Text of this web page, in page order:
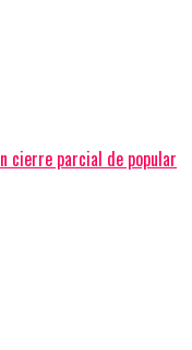
cierre parcial de popular